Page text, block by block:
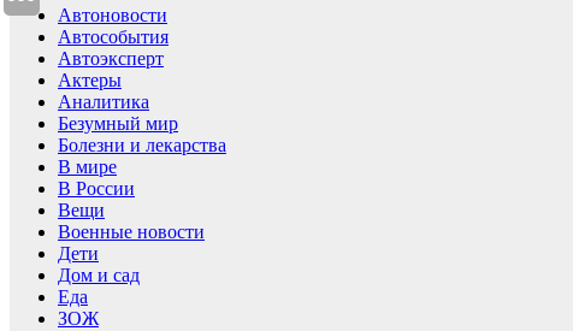
Автоновости
Автособытия
Автоэксперт
Актеры
Аналитика
Безумный мир
Болезни и лекарства
В мире
В России
Вещи
Военные новости
Дети
Дом и сад
Еда
ЗОЖ